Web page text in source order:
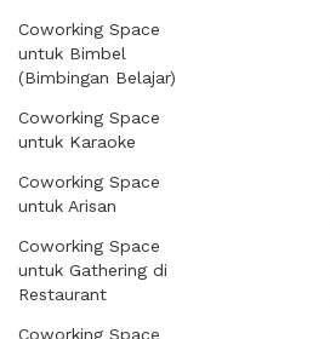
Coworking Space
untuk Bimbel
(Bimbingan Belajar)
Coworking Space
untuk Karaoke
Coworking Space
untuk Arisan
Coworking Space
untuk Gathering di
Restaurant
Coworking Space